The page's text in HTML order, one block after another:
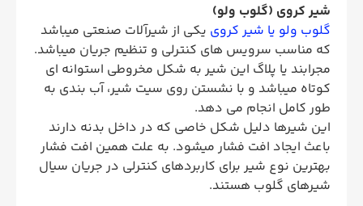
شیر کروی (گلوب ولو)
گلوب ولو یا شیر کروی یکی از شیرآلات صنعتی میباشد
که مناسب سرویس های کنترلی و تنظیم جریان میباشد.
مجرابند یا پلاگ این شیر به شکل مخروطی استوانه ای
کوتاه میباشد و با نشستن روی سیت شیر، آب بندی به
طور کامل انجام می دهد.
این شیرها دلیل شکل خاصی که در داخل بدنه دارند
باعث ایجاد افت فشار میشود. به علت همین افت فشار
بهترین نوع شیر برای کاربردهای کنترلی در جریان سیال
شیرهای گلوب هستند.